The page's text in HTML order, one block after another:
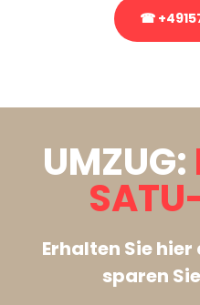
☎
UMZUG:
Erhalten Sie hier
sparen